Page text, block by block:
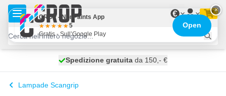
Salta al contenuto
€
spedito oggi
Spedizione gratuita da 150,- €
100 giorni
Lampade Scangrip
×
CROP - NonPaints App
5
Gratis - Sull’Google Play
Open